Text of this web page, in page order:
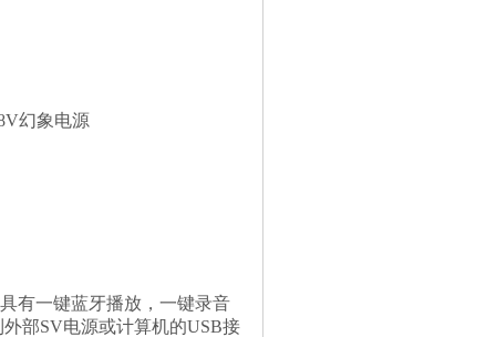
幻象电源
有一键蓝牙播放，一键录音
部SV电源或计算机的USB接